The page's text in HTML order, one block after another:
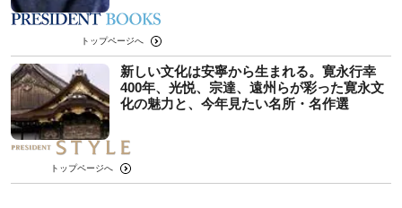
トップページへ
新しい文化は安寧から生まれる。寛永行幸
400年、光悦、宗達、遠州らが彩った寛永文
化の魅力と、今年見たい名所・名作選
トップページへ